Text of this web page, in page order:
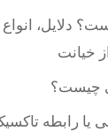
دلایل، انواع
خیانت
چیست؟